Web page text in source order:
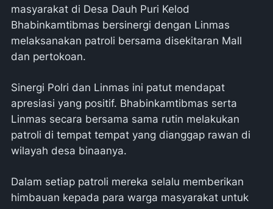
masyarakat di Desa Dauh Puri Kelod
Bhabinkamtibmas bersinergi dengan Linmas
melaksanakan patroli bersama disekitaran Mall
dan pertokoan.
Sinergi Polri dan Linmas ini patut mendapat
apresiasi yang positif. Bhabinkamtibmas serta
Linmas secara bersama sama rutin melakukan
patroli di tempat tempat yang dianggap rawan di
wilayah desa binaanya.
Dalam setiap patroli mereka selalu memberikan
himbauan kepada para warga masyarakat untuk